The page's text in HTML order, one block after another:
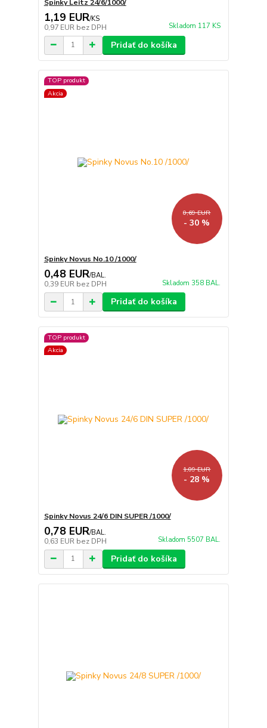
Spinky Leitz 24/6/1000/
1,19 EUR/KS
0,97 EUR bez DPH Skladom 117 KS
Pridať do košíka
TOP produkt
Akcia
0,69 EUR
- 30 %
Spinky Novus No.10 /1000/
0,48 EUR/BAL.
0,39 EUR bez DPH Skladom 358 BAL.
Pridať do košíka
TOP produkt
Akcia
1,09 EUR
- 28 %
Spinky Novus 24/6 DIN SUPER /1000/
0,78 EUR/BAL.
0,63 EUR bez DPH Skladom 5507 BAL.
Pridať do košíka